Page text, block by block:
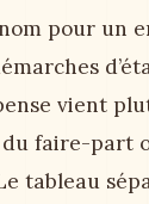
pour un
vient
faire-part
tableau